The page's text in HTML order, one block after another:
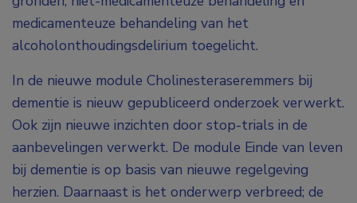
medicamenteuze behandeling van het
alcoholonthoudingsdelirium toegelicht.
In de nieuwe module Cholinesteraseremmers bij
dementie is nieuw gepubliceerd onderzoek verwerkt.
Ook zijn nieuwe inzichten door stop-trials in de
aanbevelingen verwerkt. De module Einde van leven
bij dementie is op basis van nieuwe regelgeving
herzien. Daarnaast is het onderwerp verbreed; de